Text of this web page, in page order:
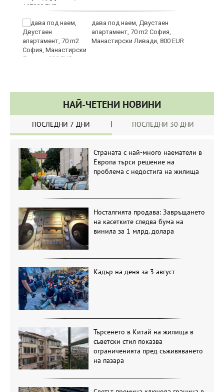
дава под наем, Двустаен
апартамент, 70 m2 София,
Манастирски Ливади, 800 EUR
НАЙ-ЧЕТЕНИ НОВИНИ
ПОСЛЕДНИ 7 ДНИ ПОСЛЕДНИ 30 ДНИ
Страната с най-много наематели в
Европа търси решение на
проблема с недостига на жилища
Носталгията продава: Завръщането
на касетките следва бума на
винила за 1 млрд. долара
Кадър на деня за 3 август
Търсенето в Китай на жилища в
съветски стил показва
ограниченията пред съживяването
на пазара